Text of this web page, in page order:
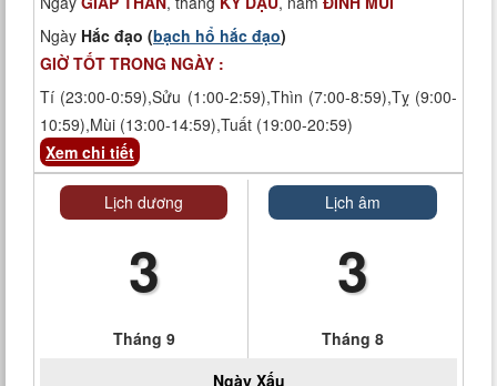
Ngày Hắc đạo (bạch hổ hắc đạo)
GIỜ TỐT TRONG NGÀY :
Tí (23:00-0:59),Sửu (1:00-2:59),Thìn (7:00-8:59),Tỵ (9:00-
10:59),Mùi (13:00-14:59),Tuất (19:00-20:59)
Xem chi tiết
Lịch dương
3
Tháng 9
Lịch âm
3
Tháng 8
Ngày Xấu